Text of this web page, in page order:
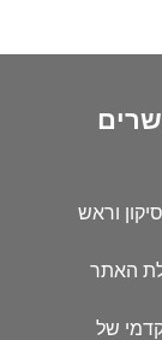
וראש
האתר
של